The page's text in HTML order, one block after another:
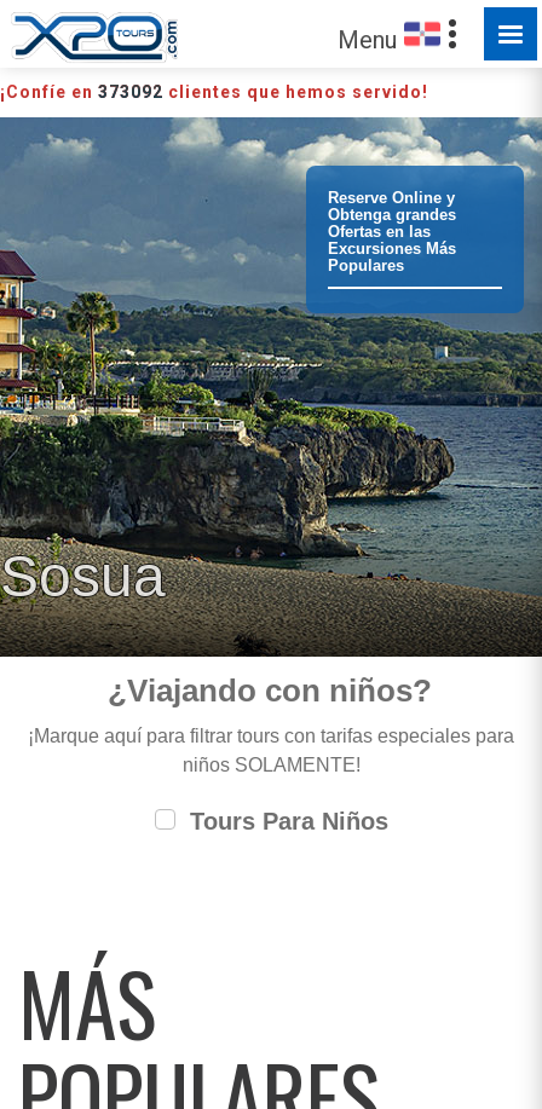
Menu
¡Confíe en 373092 clientes que hemos servido!
Reserve Online y
Obtenga grandes
Ofertas en las
Excursiones Más
Populares
Sosua
¿Viajando con niños?
¡Marque aquí para filtrar tours con tarifas especiales para
niños SOLAMENTE!
Tours Para Niños
MÁS